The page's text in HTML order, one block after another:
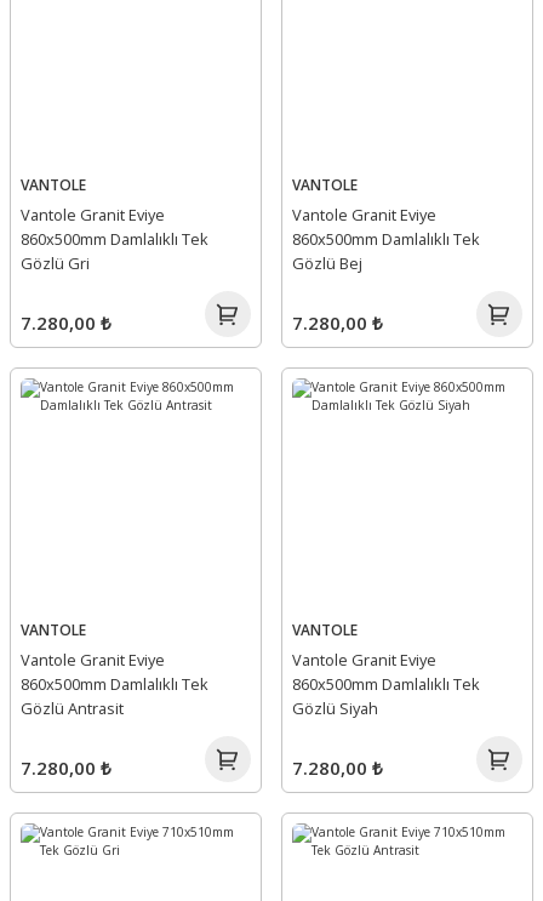
VANTOLE
Vantole Granit Eviye
860x500mm Damlalıklı Tek
Gözlü Gri
7.280,00 ₺
VANTOLE
Vantole Granit Eviye
860x500mm Damlalıklı Tek
Gözlü Bej
7.280,00 ₺
VANTOLE
Vantole Granit Eviye
860x500mm Damlalıklı Tek
Gözlü Antrasit
7.280,00 ₺
VANTOLE
Vantole Granit Eviye
860x500mm Damlalıklı Tek
Gözlü Siyah
7.280,00 ₺